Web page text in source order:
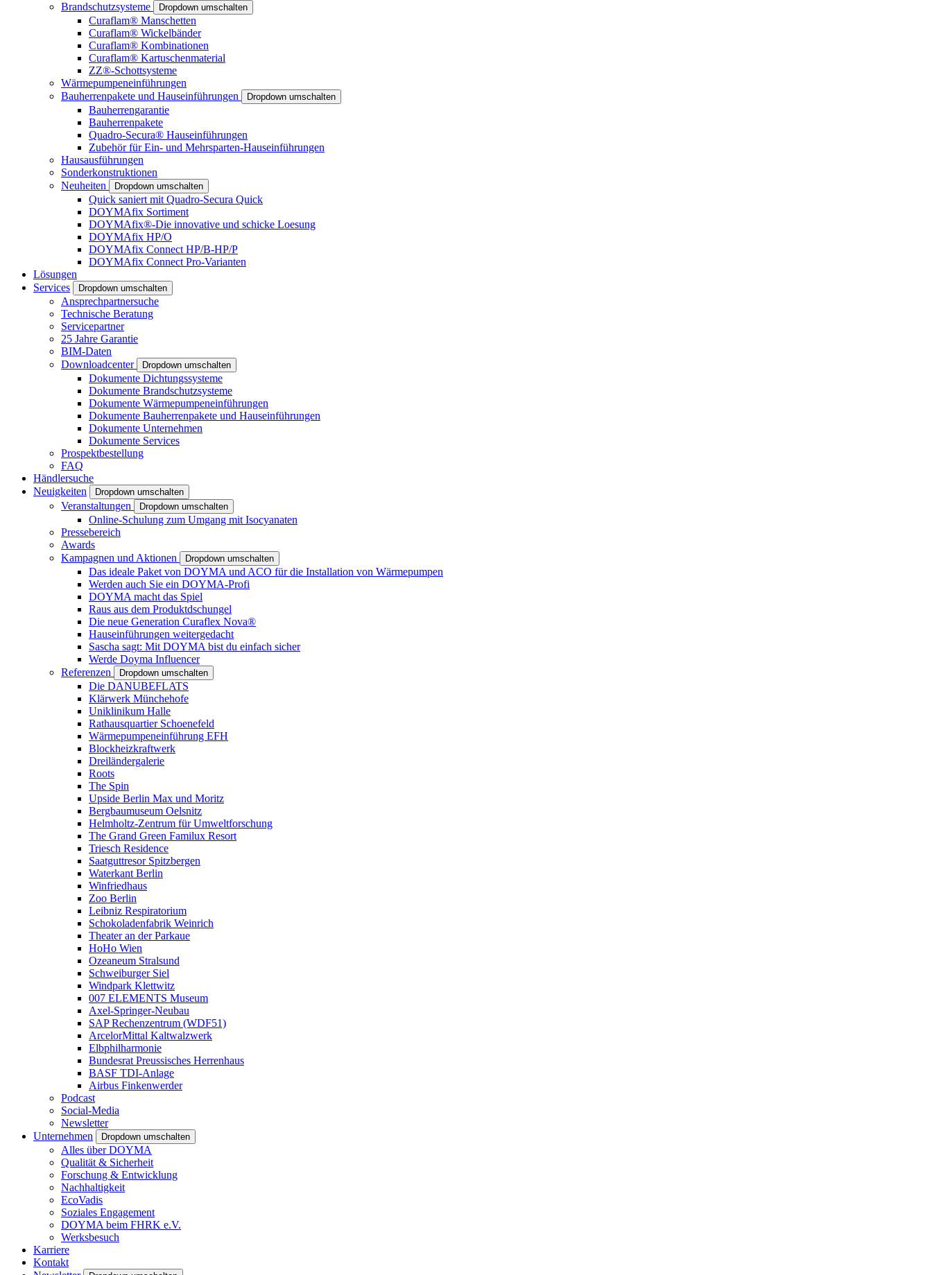
Brandschutzsysteme
Dropdown umschalten
Curaflam® Manschetten
Curaflam® Wickelbänder
Curaflam® Kombinationen
Curaflam® Kartuschenmaterial
ZZ®-Schottsysteme
Wärmepumpeneinführungen
Bauherrenpakete und Hauseinführungen
Dropdown umschalten
Bauherrengarantie
Bauherrenpakete
Quadro-Secura® Hauseinführungen
Zubehör für Ein- und Mehrsparten-Hauseinführungen
Hausausführungen
Sonderkonstruktionen
Neuheiten
Dropdown umschalten
Quick saniert mit Quadro-Secura Quick
DOYMAfix Sortiment
DOYMAfix®-Die innovative und schicke Loesung
DOYMAfix HP/O
DOYMAfix Connect HP/B-HP/P
DOYMAfix Connect Pro-Varianten
Lösungen
Services
Dropdown umschalten
Ansprechpartnersuche
Technische Beratung
Servicepartner
25 Jahre Garantie
BIM-Daten
Downloadcenter
Dropdown umschalten
Dokumente Dichtungssysteme
Dokumente Brandschutzsysteme
Dokumente Wärmepumpeneinführungen
Dokumente Bauherrenpakete und Hauseinführungen
Dokumente Unternehmen
Dokumente Services
Prospektbestellung
FAQ
Händlersuche
Neuigkeiten
Dropdown umschalten
Veranstaltungen Dropdown umschalten
Online-Schulung zum Umgang mit Isocyanaten
Pressebereich
Awards
Kampagnen und Aktionen
Dropdown umschalten
Das ideale Paket von DOYMA und ACO für die Installation von Wärmepumpen
Werden auch Sie ein DOYMA-Profi
DOYMA macht das Spiel
Raus aus dem Produktdschungel
Die neue Generation Curaflex Nova®
Hauseinführungen weitergedacht
Sascha sagt: Mit DOYMA bist du einfach sicher
Werde Doyma Influencer
Referenzen
Dropdown umschalten
Die DANUBEFLATS
Klärwerk Münchehofe
Uniklinikum Halle
Rathausquartier Schoenefeld
Wärmepumpeneinführung EFH
Blockheizkraftwerk
Dreiländergalerie
Roots
The Spin
Upside Berlin Max und Moritz
Bergbaumuseum Oelsnitz
Helmholtz-Zentrum für Umweltforschung
The Grand Green Familux Resort
Triesch Residence
Saatguttresor Spitzbergen
Waterkant Berlin
Winfriedhaus
Zoo Berlin
Leibniz Respiratorium
Schokoladenfabrik Weinrich
Theater an der Parkaue
HoHo Wien
Ozeaneum Stralsund
Schweiburger Siel
Windpark Klettwitz
007 ELEMENTS Museum
Axel-Springer-Neubau
SAP Rechenzentrum (WDF51)
ArcelorMittal Kaltwalzwerk
Elbphilharmonie
Bundesrat Preussisches Herrenhaus
BASF TDI-Anlage
Airbus Finkenwerder
Podcast
Social-Media
Newsletter
Unternehmen
Dropdown umschalten
Alles über DOYMA
Qualität & Sicherheit
Forschung & Entwicklung
Nachhaltigkeit
EcoVadis
Soziales Engagement
DOYMA beim FHRK e.V.
Werksbesuch
Karriere
Kontakt